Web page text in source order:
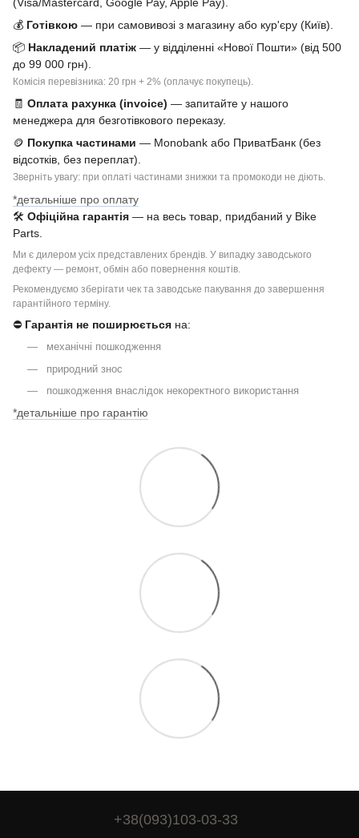
(Visa/Mastercard, Google Pay, Apple Pay).
💰 Готівкою — при самовивозі з магазину або кур'єру (Київ).
📦 Накладений платіж — у відділенні «Нової Пошти» (від 500
до 99 000 грн).
Комісія перевізника: 20 грн + 2% (оплачує покупець).
🧾 Оплата рахунка (invoice) — запитайте у нашого
менеджера для безготівкового переказу.
🪙 Покупка частинами — Monobank або ПриватБанк (без
відсотків, без переплат).
Зверніть увагу: при оплаті частинами знижки та промокоди не діють.
*детальніше про оплату
🛠 Офіційна гарантія — на весь товар, придбаний у Bike
Parts.
Ми є дилером усіх представлених брендів. У випадку заводського
дефекту — ремонт, обмін або повернення коштів.
Рекомендуємо зберігати чек та заводське пакування до завершення
гарантійного терміну.
⛔ Гарантія не поширюється на:
механічні пошкодження
природний знос
пошкодження внаслідок некоректного використання
*детальніше про гарантію
+38(093)103-03-33